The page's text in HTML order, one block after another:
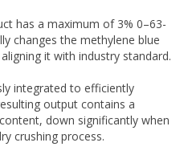
has a maximum of 3% 0–63-
changes the methylene blue
it with industry standard.
integrated to efficiently
output contains a
down significantly when
crushing process.